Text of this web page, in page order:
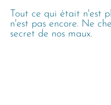
Tout ce qui était n'est
n'est pas encore. Ne
secret de nos maux.